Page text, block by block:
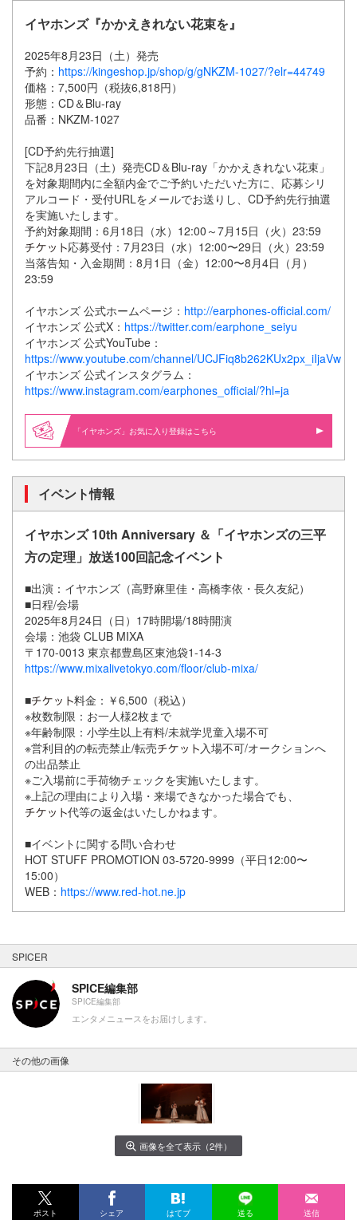
イヤホンズ『かかえきれない花束を』
2025年8月23日（土）発売
予約： https://kingeshop.jp/shop/g/gNKZM-1027/?elr=44749
価格：7,500円（税抜6,818円）
形態：CD＆Blu-ray
品番：NKZM-1027
[CD予約先行抽選]
下記8月23日（土）発売CD＆Blu-ray「かかえきれない花束」
を対象期間内に全額内金でご予約いただいた方に、応募シリ
アルコード・受付URLをメールでお送りし、CD予約先行抽選
を実施いたします。
予約対象期間：6月18日（水）12:00～7月15日（火）23:59
応募受付：7月23日（水）12:00〜29日（火）23:59
当落告知・入金期間：8月1日（金）12:00〜8月4日（月）
23:59
イヤホンズ 公式ホームページ： http://earphones-official.com/
イヤホンズ 公式X： https://twitter.com/earphone_seiyu
イヤホンズ 公式YouTube：
https://www.youtube.com/channel/UCJFiq8b262KUx2px_iIjaVw
イヤホンズ 公式インスタグラム：
https://www.instagram.com/earphones_official/?hl=ja
「イヤホンズ」お気に入り登録はこちら
イベント情報
イヤホンズ 10th Anniversary ＆「イヤホンズの三平
方の定理」放送100回記念イベント
■出演：イヤホンズ（高野麻里佳・高橋李依・長久友紀）
■日程/会場
2025年8月24日（日）17時開場/18時開演
会場：池袋 CLUB MIXA
〒170-0013 東京都豊島区東池袋1-14-3
https://www.mixalivetokyo.com/floor/club-mixa/
■
料金：￥6,500（税込）
※枚数制限：お一人様2枚まで
※年齢制限：小学生以上有料/未就学児童入場不可
※営利目的の転売禁止/転売
入場不可/オークションへ
の出品禁止
※ご入場前に手荷物チェックを実施いたします。
※上記の理由により入場・来場できなかった場合でも、
代等の返金はいたしかねます。
■イベントに関する問い合わせ
HOT STUFF PROMOTION 03-5720-9999（平日12:00〜
15:00）
WEB： https://www.red-hot.ne.jp
SPICER
SPICE編集部
SPICE編集部
エンタメニュースをお届けします。
その他の画像
画像を全て表示（2件）
ポスト シェア はてブ 送る 送信